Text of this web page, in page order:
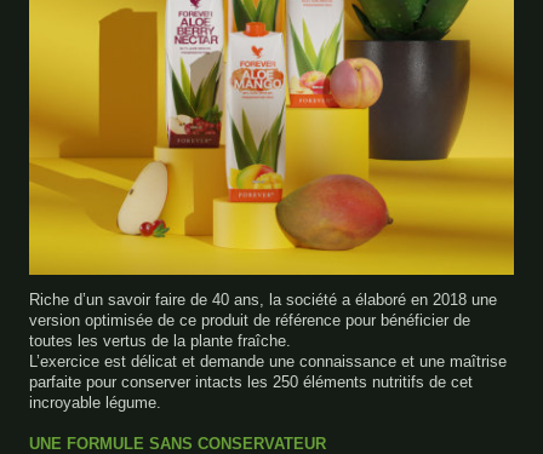
Riche d’un savoir faire de 40 ans, la société a élaboré en 2018 une
version optimisée de ce produit de référence pour bénéficier de
toutes les vertus de la plante fraîche.
L’exercice est délicat et demande une connaissance et une maîtrise
parfaite pour conserver intacts les 250 éléments nutritifs de cet
incroyable légume.
UNE FORMULE SANS CONSERVATEUR